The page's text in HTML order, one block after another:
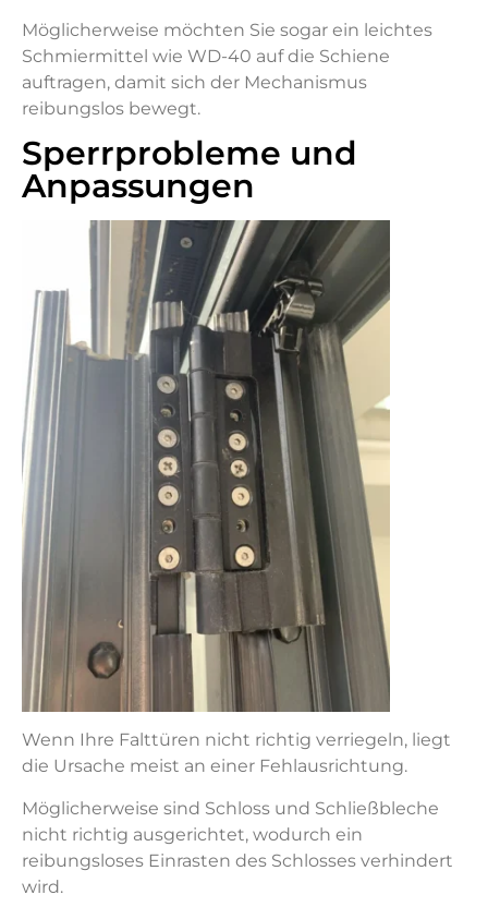
Möglicherweise möchten Sie sogar ein leichtes
Schmiermittel wie WD-40 auf die Schiene
auftragen, damit sich der Mechanismus
reibungslos bewegt.
Sperrprobleme und
Anpassungen
Wenn Ihre Falttüren nicht richtig verriegeln, liegt
die Ursache meist an einer Fehlausrichtung.
Möglicherweise sind Schloss und Schließbleche
nicht richtig ausgerichtet, wodurch ein
reibungsloses Einrasten des Schlosses verhindert
wird.